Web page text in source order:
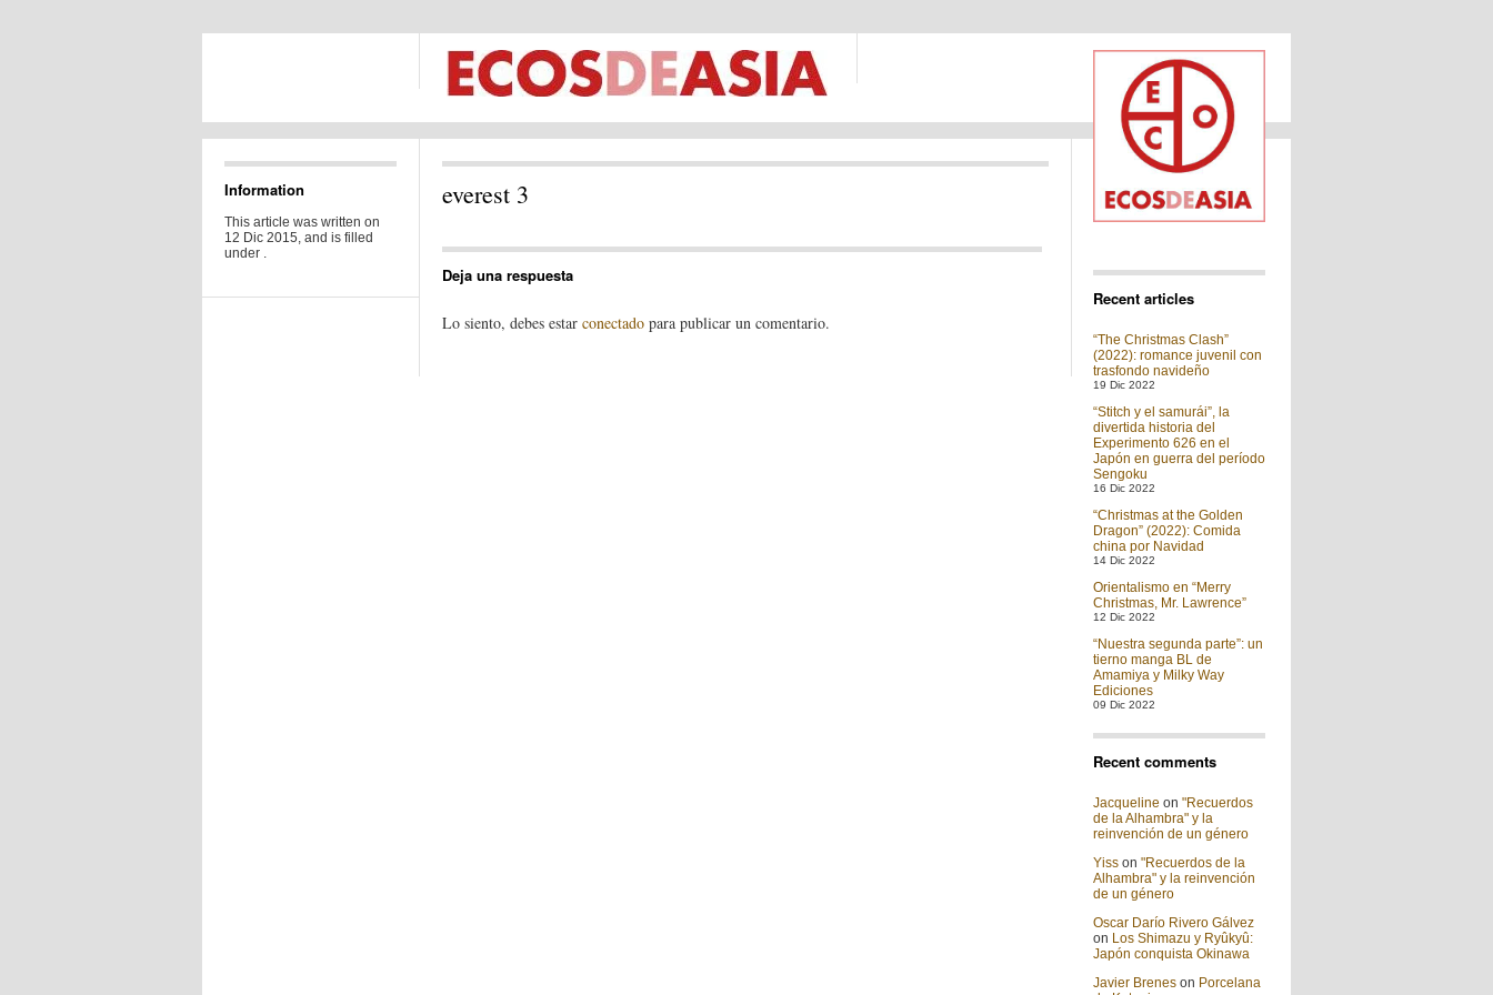
Information
This article was written on
12 Dic 2015, and is filled
under .
everest 3
Deja una respuesta
Lo siento, debes estar conectado para publicar un comentario.
Recent articles
“The Christmas Clash”
(2022): romance juvenil con
trasfondo navideño
19 Dic 2022
“Stitch y el samurái”, la
divertida historia del
Experimento 626 en el
Japón en guerra del período
Sengoku
16 Dic 2022
“Christmas at the Golden
Dragon” (2022): Comida
china por Navidad
14 Dic 2022
Orientalismo en “Merry
Christmas, Mr. Lawrence”
12 Dic 2022
“Nuestra segunda parte”: un
tierno manga BL de
Amamiya y Milky Way
Ediciones
09 Dic 2022
Recent comments
Jacqueline on "Recuerdos
de la Alhambra" y la
reinvención de un género
Yiss on "Recuerdos de la
Alhambra" y la reinvención
de un género
Oscar Darío Rivero Gálvez
on Los Shimazu y Ryûkyû:
Japón conquista Okinawa
Javier Brenes on Porcelana